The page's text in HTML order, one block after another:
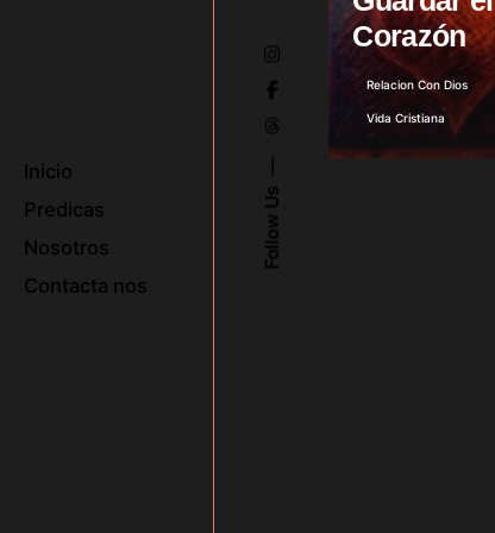
Follow Us
Inicio
Predicas
Nosotros
Contacta nos
Corazón
Relacion Con Dios
Vida Cristiana